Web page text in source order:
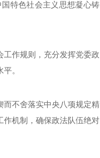
特色社会主义思想凝心铸
工作规则，充分发挥党委政
。
而不舍落实中央八项规定精
作机制，确保政法队伍绝对